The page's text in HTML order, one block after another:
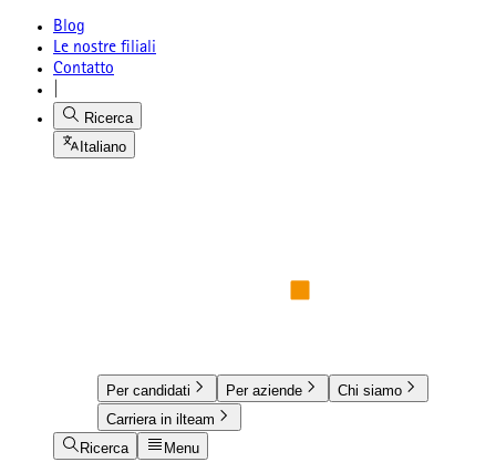
Blog
Le nostre filiali
Contatto
Ricerca
Italiano
Per candidati Per aziende
Chi siamo
Carriera in ilteam
Ricerca
Menu